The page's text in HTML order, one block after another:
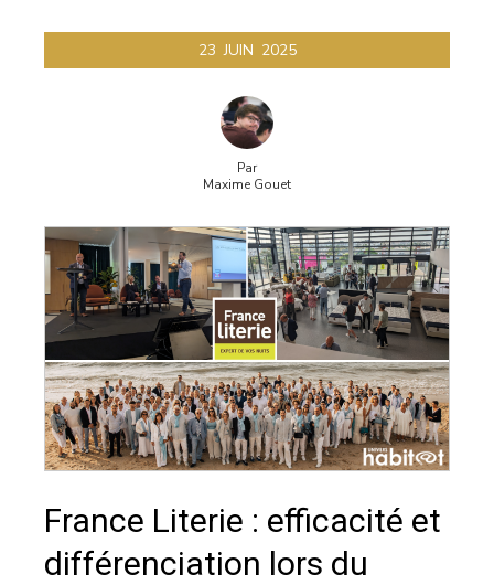
spiesser
23 JUIN 2025
Par
Maxime Gouet
France Literie : efficacité et
différenciation lors du